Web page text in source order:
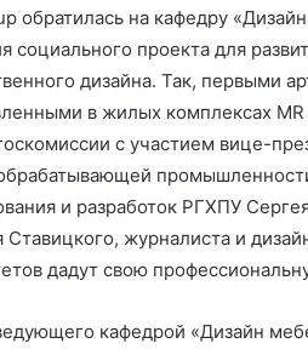
обратилась на кафедру
социального проекта для
дизайна. Так, первыми
в жилых комплексах
с участием вице-
и разработок РГХПУ
Ставицкого, журналиста и
дадут свою
кафедрой «Дизайн